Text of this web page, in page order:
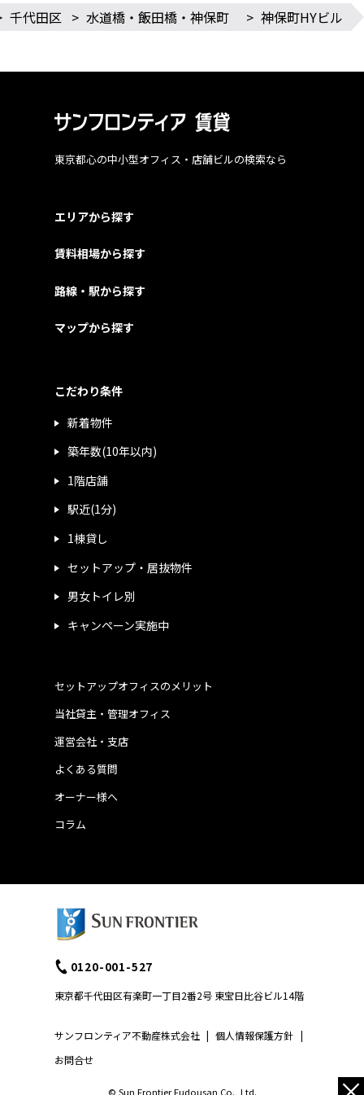
千代田区 > 水道橋・飯田橋・神保町 > 神保町HYビル
東京都心の中小型オフィス・店舗ビルの検索なら
エリアから探す
賃料相場から探す
路線・駅から探す
マップから探す
こだわり条件
新着物件
築年数(10年以内)
1階店舗
駅近(1分)
1棟貸し
セットアップ・居抜物件
男女トイレ別
キャンペーン実施中
運営会社・支店
よくある質問
当社貸主・管理オフィス
オーナー様へ
コラム
セットアップオフィスのメリット
サンフロンティア不動産株式会社 | 個人情報保護方針 |
お問合せ
0120-001-527
東京都千代田区有楽町一丁目2番2号 東宝日比谷ビル14階
© Sun Frontier Fudousan Co., Ltd.